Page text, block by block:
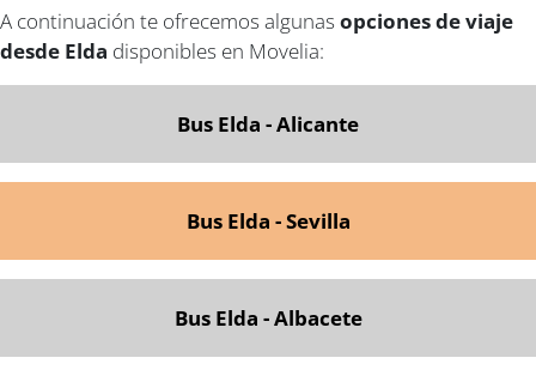
A continuación te ofrecemos algunas opciones de viaje
desde Elda disponibles en Movelia:
Bus Elda - Alicante
Bus Elda - Sevilla
Bus Elda - Albacete